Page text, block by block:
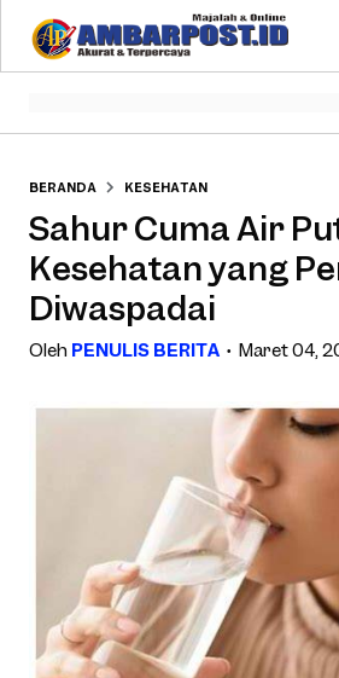
BERANDA KESEHATAN
Sahur Cuma Air
Kesehatan yang
Diwaspadai
Oleh PENULIS BERITA Maret 04,